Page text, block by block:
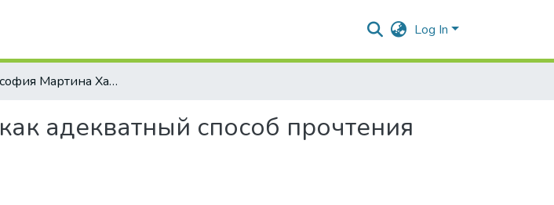
Log In
Философия Мартина Хайдеггера как адекватный способ прочтения современного искусства
адекватный способ прочтения